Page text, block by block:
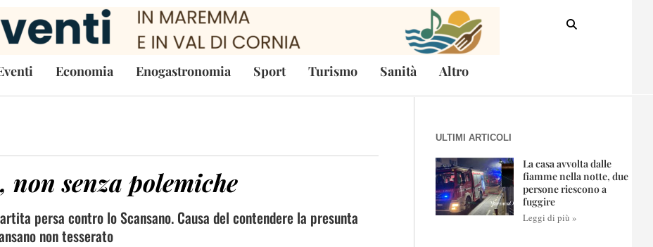
Economia Enogastronomia Sport Turismo Sanità Altro
senza polemiche
persa contro lo Scansano. Causa del contendere la presunta
non tesserato
ULTIMI ARTICOLI
La casa avvolta dalle
fiamme nella notte, due
persone riescono a
fuggire
Leggi di più »